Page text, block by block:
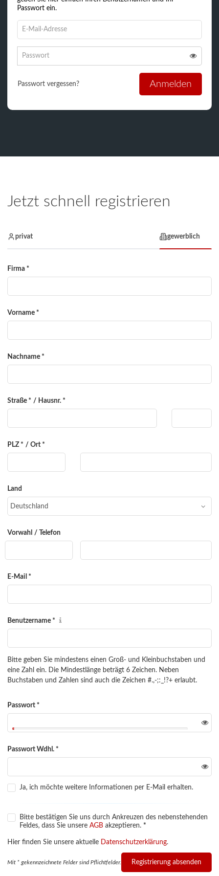
Passwort ein.
E-
Adresse
zum
Anmelden
Passwort
Passwort
Anmelden
Passwort vergessen?
Jetzt schnell registrieren
privat gewerblich
Firma *
Vorname *
Nachname *
Straße * / Hausnr. *
PLZ * / Ort *
Land
Vorwahl / Telefon
E-Mail *
Benutzername *
Bitte geben Sie mindestens einen Groß- und Kleinbuchstaben und
eine Zahl ein. Die Mindestlänge beträgt 6 Zeichen. Neben
Buchstaben und Zahlen sind auch die Zeichen #.,-;:_!?+ erlaubt.
Passwort *
Passwort Wdhl. *
Ja, ich möchte weitere Informationen per E-Mail erhalten.
Bitte bestätigen Sie uns durch Ankreuzen des nebenstehenden
Feldes, dass Sie unsere AGB akzeptieren. *
Hier finden Sie unsere aktuelle Datenschutzerklärung.
Registrierung absenden
Mit * gekennzeichnete Felder sind Pflichtfelder.